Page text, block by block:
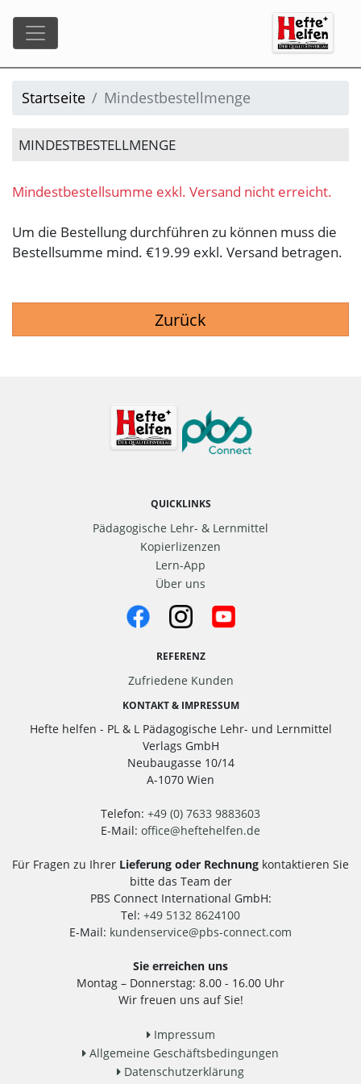
Startseite Mindestbestellmenge
MINDESTBESTELLMENGE
Mindestbestellsumme exkl. Versand nicht erreicht.
Um die Bestellung durchführen zu können muss die
Bestellsumme mind. €19.99 exkl. Versand betragen.
Zurück
QUICKLINKS
Pädagogische Lehr- & Lernmittel
Kopierlizenzen
Lern-App
Über uns
REFERENZ
Zufriedene Kunden
KONTAKT & IMPRESSUM
Hefte helfen - PL & L Pädagogische Lehr- und Lernmittel
Verlags GmbH
Neubaugasse 10/14
A-1070 Wien
Telefon: +49 (0) 7633 9883603
E-Mail: office@heftehelfen.de
Für Fragen zu Ihrer Lieferung oder Rechnung kontaktieren Sie
bitte das Team der
PBS Connect International GmbH:
Tel: +49 5132 8624100
E-Mail: kundenservice@pbs-connect.com
Sie erreichen uns
Montag – Donnerstag: 8.00 - 16.00 Uhr
Wir freuen uns auf Sie!
Impressum
Allgemeine Geschäftsbedingungen
Datenschutzerklärung